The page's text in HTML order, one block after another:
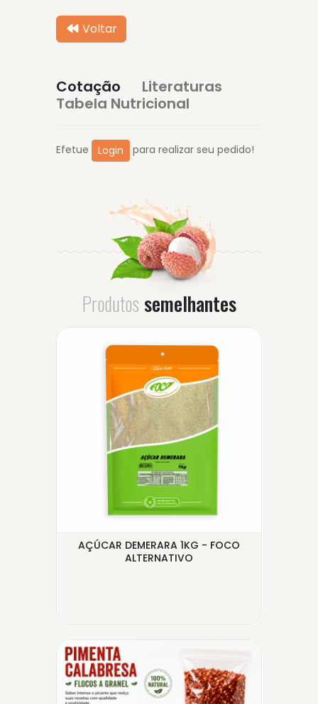
Voltar
Cotação
Literaturas
Tabela Nutricional
Efetue Login para realizar seu pedido!
Produtos semelhantes
AÇÚCAR DEMERARA 1KG - FOCO
ALTERNATIVO